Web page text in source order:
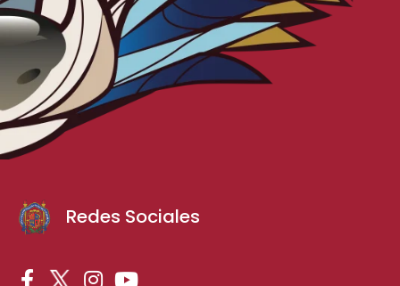
Redes Sociales